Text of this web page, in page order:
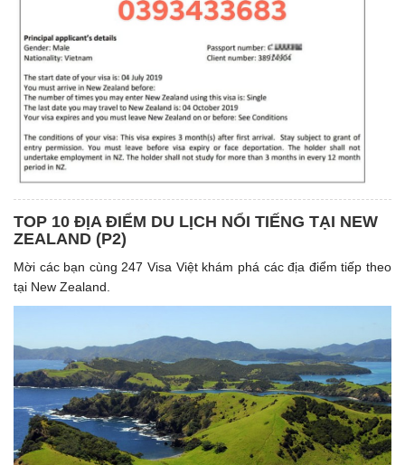
TOP 10 ĐỊA ĐIỂM DU LỊCH NỔI TIẾNG TẠI NEW
ZEALAND (P2)
Mời các bạn cùng 247 Visa Việt khám phá các địa điểm tiếp theo
tại New Zealand.